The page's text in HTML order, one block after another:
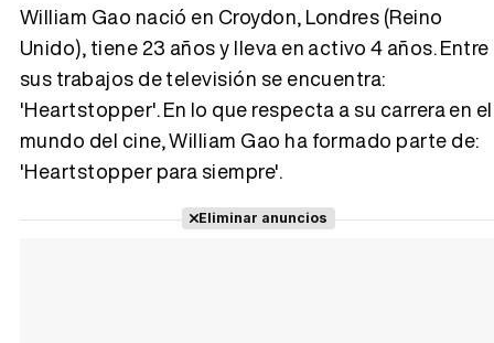
William Gao nació en Croydon, Londres (Reino
Unido), tiene 23 años y lleva en activo 4 años. Entre
sus trabajos de televisión se encuentra:
'Heartstopper'. En lo que respecta a su carrera en el
mundo del cine, William Gao ha formado parte de:
'Heartstopper para siempre'.
Eliminar anuncios